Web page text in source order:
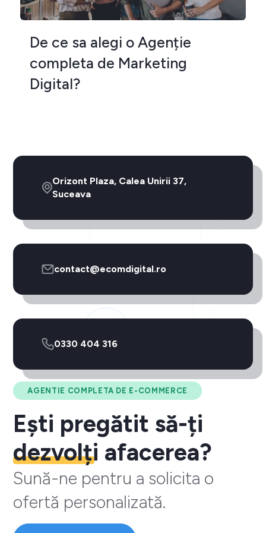
De ce sa alegi o Agenție
completa de Marketing
Digital?
AGENTIE COMPLETA DE E-COMMERCE
Ești pregătit să-ți
dezvolți afacerea?
Sună-ne pentru a solicita o
ofertă personalizată.
Orizont Plaza, Calea Unirii 37,
Suceava
contact@ecomdigital.ro
0330 404 316